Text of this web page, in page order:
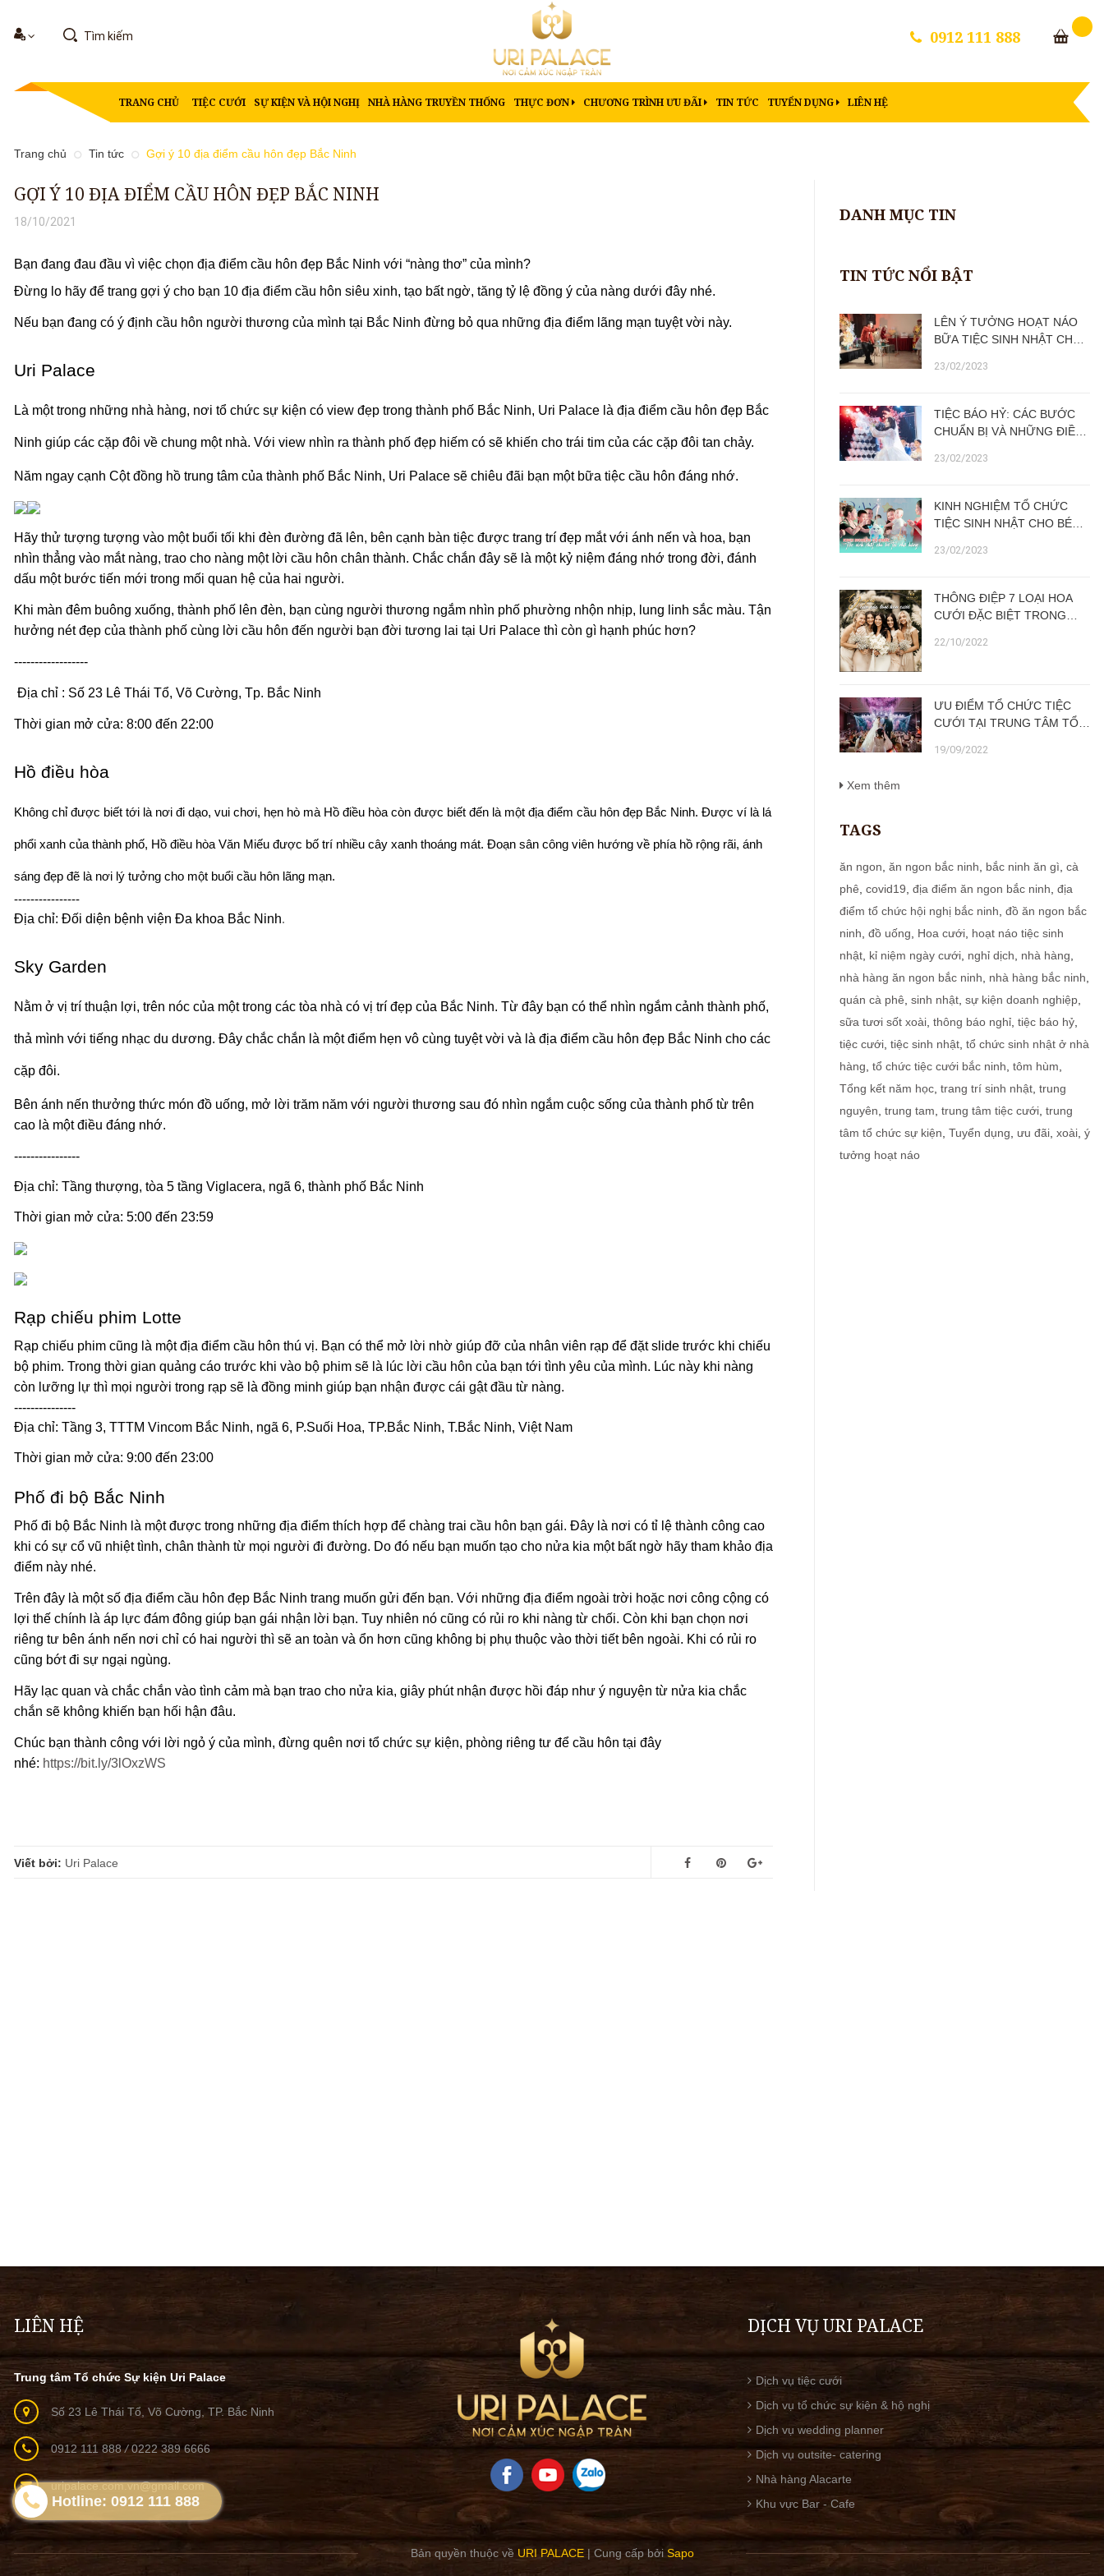
0912 111 888
TRANG CHỦ TIỆC CƯỚI SỰ KIỆN VÀ HỘI NGHỊ NHÀ HÀNG TRUYỀN THỐNG THỰC ĐƠN CHƯƠNG TRÌNH ƯU ĐÃI TIN TỨC TUYỂN DỤNG LIÊN HỆ
Trang chủ Tin tức Gợi ý 10 địa điểm cầu hôn đẹp Bắc Ninh
GỢI Ý 10 ĐỊA ĐIỂM CẦU HÔN ĐẸP BẮC NINH
18/10/2021
Bạn đang đau đầu vì việc chọn địa điểm cầu hôn đẹp Bắc Ninh với “nàng thơ” của mình?
Đừng lo hãy để trang gợi ý cho bạn 10 địa điểm cầu hôn siêu xinh, tạo bất ngờ, tăng tỷ lệ đồng ý của nàng dưới đây nhé.
Nếu bạn đang có ý định cầu hôn người thương của mình tại Bắc Ninh đừng bỏ qua những địa điểm lãng mạn tuyệt vời này.
Uri Palace
Là một trong những nhà hàng, nơi tổ chức sự kiện có view đẹp trong thành phố Bắc Ninh, Uri Palace là địa điểm cầu hôn đẹp Bắc
Ninh giúp các cặp đôi về chung một nhà. Với view nhìn ra thành phố đẹp hiếm có sẽ khiến cho trái tim của các cặp đôi tan chảy.
Năm ngay cạnh Cột đồng hồ trung tâm của thành phố Bắc Ninh, Uri Palace sẽ chiêu đãi bạn một bữa tiệc cầu hôn đáng nhớ.
Hãy thử tượng tượng vào một buổi tối khi đèn đường đã lên, bên cạnh bàn tiệc được trang trí đẹp mắt với ánh nến và hoa, bạn
nhìn thẳng vào mắt nàng, trao cho nàng một lời cầu hôn chân thành. Chắc chắn đây sẽ là một kỷ niệm đáng nhớ trong đời, đánh
dấu một bước tiến mới trong mối quan hệ của hai người.
Khi màn đêm buông xuống, thành phố lên đèn, bạn cùng người thương ngắm nhìn phố phường nhộn nhịp, lung linh sắc màu. Tận
hưởng nét đẹp của thành phố cùng lời cầu hôn đến người bạn đời tương lai tại Uri Palace thì còn gì hạnh phúc hơn?
------------------
Địa chỉ : Số 23 Lê Thái Tổ, Võ Cường, Tp. Bắc Ninh
Thời gian mở cửa: 8:00 đến 22:00
Hồ điều hòa
Không chỉ được biết tới là nơi đi dạo, vui chơi, hẹn hò mà Hồ điều hòa còn được biết đến là một địa điểm cầu hôn đẹp Bắc Ninh. Được ví là lá
phổi xanh của thành phố, Hồ điều hòa Văn Miếu được bố trí nhiều cây xanh thoáng mát. Đoạn sân công viên hướng về phía hồ rộng rãi, ánh
sáng đẹp đẽ là nơi lý tưởng cho một buổi cầu hôn lãng mạn.
----------------
Địa chỉ: Đối diện bệnh viện Đa khoa Bắc Ninh.
Sky Garden
Nằm ở vị trí thuận lợi, trên nóc của một trong các tòa nhà có vị trí đẹp của Bắc Ninh. Từ đây bạn có thể nhìn ngắm cảnh thành phố,
thả mình với tiếng nhạc du dương. Đây chắc chắn là một điểm hẹn vô cùng tuyệt vời và là địa điểm cầu hôn đẹp Bắc Ninh cho các
cặp đôi.
Bên ánh nến thưởng thức món đồ uống, mở lời trăm năm với người thương sau đó nhìn ngắm cuộc sống của thành phố từ trên
cao là một điều đáng nhớ.
----------------
Địa chỉ: Tầng thượng, tòa 5 tầng Viglacera, ngã 6, thành phố Bắc Ninh
Thời gian mở cửa: 5:00 đến 23:59
Rạp chiếu phim Lotte
Rạp chiếu phim cũng là một địa điểm cầu hôn thú vị. Bạn có thể mở lời nhờ giúp đỡ của nhân viên rạp để đặt slide trước khi chiếu
bộ phim. Trong thời gian quảng cáo trước khi vào bộ phim sẽ là lúc lời cầu hôn của bạn tới tình yêu của mình. Lúc này khi nàng
còn lưỡng lự thì mọi người trong rạp sẽ là đồng minh giúp bạn nhận được cái gật đầu từ nàng.
---------------
Địa chỉ: Tầng 3, TTTM Vincom Bắc Ninh, ngã 6, P.Suối Hoa, TP.Bắc Ninh, T.Bắc Ninh, Việt Nam
Thời gian mở cửa: 9:00 đến 23:00
Phố đi bộ Bắc Ninh
Phố đi bộ Bắc Ninh là một được trong những địa điểm thích hợp để chàng trai cầu hôn bạn gái. Đây là nơi có tỉ lệ thành công cao
khi có sự cổ vũ nhiệt tình, chân thành từ mọi người đi đường. Do đó nếu bạn muốn tạo cho nửa kia một bất ngờ hãy tham khảo địa
điểm này nhé.
Trên đây là một số địa điểm cầu hôn đẹp Bắc Ninh trang muốn gửi đến bạn. Với những địa điểm ngoài trời hoặc nơi công cộng có
lợi thế chính là áp lực đám đông giúp bạn gái nhận lời bạn. Tuy nhiên nó cũng có rủi ro khi nàng từ chối. Còn khi bạn chọn nơi
riêng tư bên ánh nến nơi chỉ có hai người thì sẽ an toàn và ổn hơn cũng không bị phụ thuộc vào thời tiết bên ngoài. Khi có rủi ro
cũng bớt đi sự ngại ngùng.
Hãy lạc quan và chắc chắn vào tình cảm mà bạn trao cho nửa kia, giây phút nhận được hồi đáp như ý nguyện từ nửa kia chắc
chắn sẽ không khiến bạn hối hận đâu.
Chúc bạn thành công với lời ngỏ ý của mình, đừng quên nơi tổ chức sự kiện, phòng riêng tư để cầu hôn tại đây
nhé: https://bit.ly/3lOxzWS
Viết bởi: Uri Palace
DANH MỤC TIN
TIN TỨC NỔI BẬT
LÊN Ý TƯỞNG HOẠT NÁO
BỮA TIỆC SINH NHẬT CHO
23/02/2023
TIỆC BÁO HỶ: CÁC BƯỚC
CHUẨN BỊ VÀ NHỮNG ĐIỀU
23/02/2023
KINH NGHIỆM TỔ CHỨC
TIỆC SINH NHẬT CHO BÉ
23/02/2023
THÔNG ĐIỆP 7 LOẠI HOA
CƯỚI ĐẶC BIỆT TRONG
22/10/2022
ƯU ĐIỂM TỔ CHỨC TIỆC
CƯỚI TẠI TRUNG TÂM TỔ
BẮC NINH SO VỚI TIỆC TẠI
19/09/2022
Xem thêm
TAGS
ăn ngon ăn ngon bắc ninh bắc ninh ăn gì cà
phê covid19 địa điểm ăn ngon bắc ninh địa
điểm tổ chức hội nghị bắc ninh đồ ăn ngon bắc
ninh đồ uống Hoa cưới hoạt náo tiệc sinh
nhật kỉ niệm ngày cưới nghỉ dịch nhà hàng
nhà hàng ăn ngon bắc ninh
nhà hàng bắc ninh
quán cà phê sinh nhật sự kiện doanh nghiệp
sữa tươi sốt xoài thông báo nghỉ tiệc báo hỷ
tiệc cưới tiệc sinh nhật tổ chức sinh nhật ở nhà
hàng tổ chức tiệc cưới bắc ninh tôm hùm
Tổng kết năm học trang trí sinh nhật trung
nguyên trung tam trung tâm tiệc cưới trung
tâm tổ chức sự kiện Tuyển dụng ưu đãi xoài ý
tưởng hoạt náo
LIÊN HỆ
Trung tâm Tổ chức Sự kiện Uri Palace
Số 23 Lê Thái Tổ, Võ Cường, TP. Bắc Ninh
0912 111 888/0222 389 6666
uripalace.com.vn@gmail.com
DỊCH VỤ URI PALACE
Dịch vụ tiệc cưới
Dịch vụ tổ chức sự kiện & hộ nghị
Dịch vụ wedding planner
Dịch vụ outsite- catering
Nhà hàng Alacarte
Khu vực Bar - Cafe
Bản quyền thuộc về URI PALACE| Cung cấp bởi Sapo
Hotline: 0912 111 888